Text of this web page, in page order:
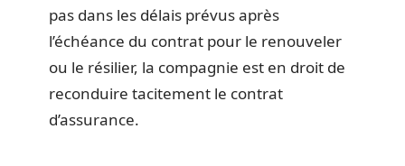
pas dans les délais prévus après
l’échéance du contrat pour le renouveler
ou le résilier, la compagnie est en droit de
reconduire tacitement le contrat
d’assurance.